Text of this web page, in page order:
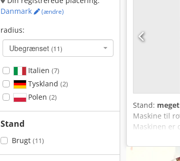
Danmark
(ændre)
radius:
Ubegrænset (11)
Italien (7)
Tyskland (2)
Polen (2)
Stand
Brugt (11)
Stand:
Maskine til
Maskinen er